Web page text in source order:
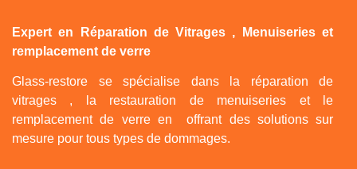
Expert en Réparation de Vitrages , Menuiseries et
remplacement de verre
Glass-restore se spécialise dans la réparation de
vitrages , la restauration de menuiseries et le
remplacement de verre en offrant des solutions sur
mesure pour tous types de dommages.